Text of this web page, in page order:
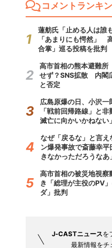
コメントランキ
蓮舫氏「止める人は誰
「あまりにも愕然」
合掌」巡る投稿を批判
高市首相の熊本避難所
せず？SNS拡散 内閣
と否定
広島原爆の日、小沢一
「戦前回帰路線」と
滅亡に向かいかねない」
なぜ「戻るな」と言
ン爆発事故で斎藤幸
きなかっただろうなあ
高市首相の被災地視
き「総理が主役のPV
ダ」批判
J-CASTニュースを
最新情報をチ